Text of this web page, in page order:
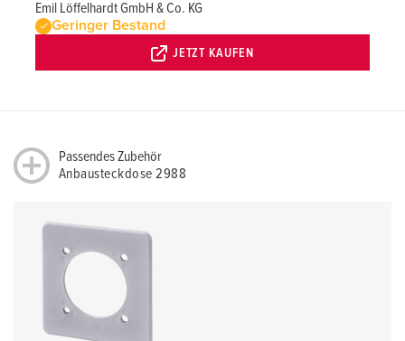
Emil Löffelhardt GmbH & Co. KG
Geringer Bestand
JETZT KAUFEN
Passendes Zubehör
Anbausteckdose 2988